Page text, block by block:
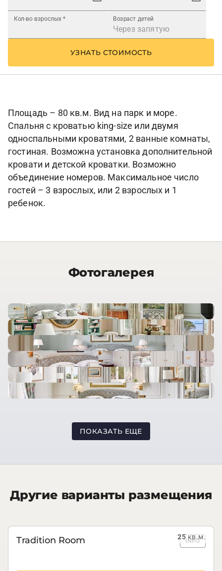
Кол-во взрослых * Возраст детей
УЗНАТЬ СТОИМОСТЬ
Площадь – 80 кв.м. Вид на парк и море.
Спальня с кроватью king-size или двумя
односпальными кроватями, 2 ванные комнаты,
гостиная. Возможна установка дополнительной
кровати и детской кроватки. Возможно
объединение номеров. Максимальное число
гостей – 3 взрослых, или 2 взрослых и 1
ребенок.
Фотогалерея
ПОКАЗАТЬ ЕЩЕ
Другие варианты размещения
25кв.м.
Tradition Room INFO